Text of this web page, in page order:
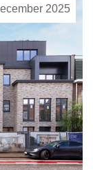
2025